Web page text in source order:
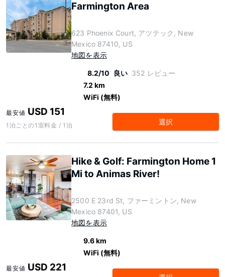
Farmington Area
623 Phoenix Court, アツテック, New
Mexico 87410, US
地図を表示
8.2/10 良い 352 レビュー
7.2 km
WiFi (無料)
最安値 USD 151
1泊ごとの1室料金 / 1泊 選択
Hike & Golf: Farmington Home 1
Mi to Animas River!
2500 E 23rd St, ファーミントン, New
Mexico 87401, US
地図を表示
9.6 km
WiFi (無料)
最安値 USD 221